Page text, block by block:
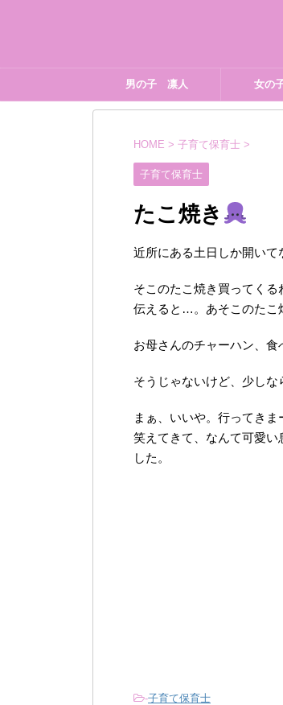
男の子 凛人 女の
HOME > 子育て保育士 >
子育て保育士
たこ焼き
近所にある土日しか開いて
そこのたこ焼き買ってく
伝えると…。あそこのたこ
お母さんのチャーハン、食
そうじゃないけど、少しな
まぁ、いいや。行ってき
笑えてきて、なんて可愛い
した。
-子育て保育士